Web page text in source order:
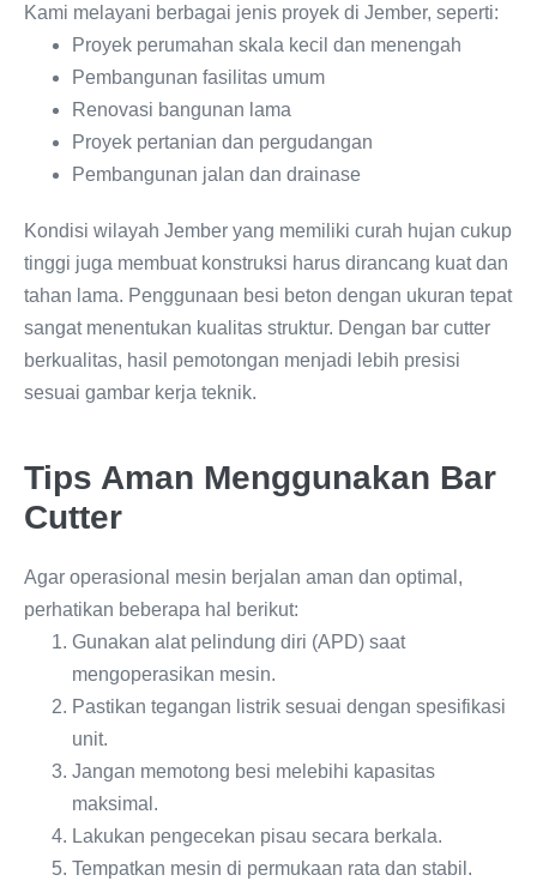
Kami melayani berbagai jenis proyek di Jember, seperti:
Proyek perumahan skala kecil dan menengah
Pembangunan fasilitas umum
Renovasi bangunan lama
Proyek pertanian dan pergudangan
Pembangunan jalan dan drainase
Kondisi wilayah Jember yang memiliki curah hujan cukup
tinggi juga membuat konstruksi harus dirancang kuat dan
tahan lama. Penggunaan besi beton dengan ukuran tepat
sangat menentukan kualitas struktur. Dengan bar cutter
berkualitas, hasil pemotongan menjadi lebih presisi
sesuai gambar kerja teknik.
Tips Aman Menggunakan Bar
Cutter
Agar operasional mesin berjalan aman dan optimal,
perhatikan beberapa hal berikut:
Gunakan alat pelindung diri (APD) saat
mengoperasikan mesin.
Pastikan tegangan listrik sesuai dengan spesifikasi
unit.
Jangan memotong besi melebihi kapasitas
maksimal.
Lakukan pengecekan pisau secara berkala.
Tempatkan mesin di permukaan rata dan stabil.